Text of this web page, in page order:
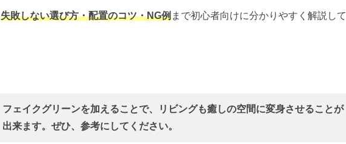
失敗しない選び方・配置のコツ・NG例まで初心者向けに分かりやすく解説して
フェイクグリーンを加えることで、リビングも癒しの空間に変身させることが
出来ます。ぜひ、参考にしてください。